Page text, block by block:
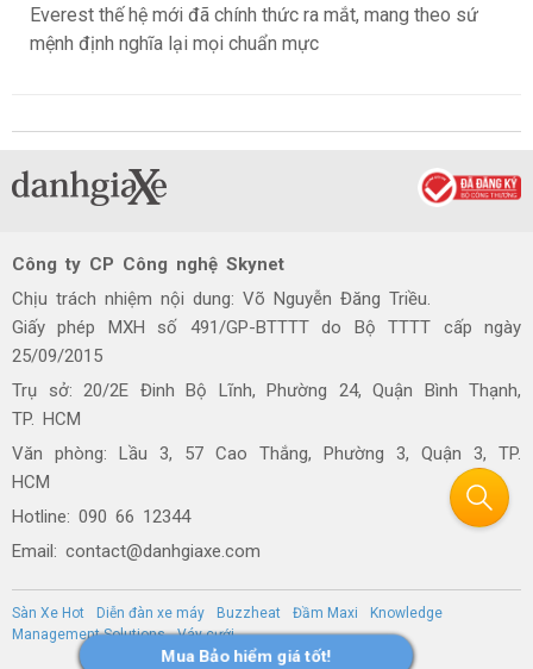
Everest thế hệ mới đã chính thức ra mắt, mang theo sứ
mệnh định nghĩa lại mọi chuẩn mực
Mua Bảo hiểm giá tốt!
Công ty CP Công nghệ Skynet
Chịu trách nhiệm nội dung: Võ Nguyễn Đăng Triều.
Giấy phép MXH số 491/GP-BTTTT do Bộ TTTT cấp ngày
25/09/2015
Trụ sở: 20/2E Đinh Bộ Lĩnh, Phường 24, Quận Bình Thạnh,
TP. HCM
Văn phòng: Lầu 3, 57 Cao Thắng, Phường 3, Quận 3, TP.
HCM
Hotline: 090 66 12344
Email: contact@danhgiaxe.com
Sàn Xe Hot Diễn đàn xe máy Buzzheat Đầm Maxi
Knowledge
Management Solutions
Váy cưới